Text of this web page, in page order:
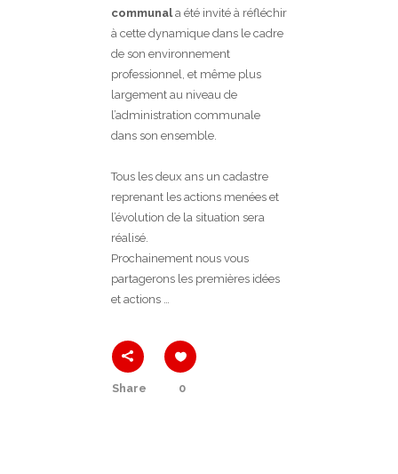
communala été invité à réfléchir
à cette dynamique dans le cadre
de son environnement
professionnel, et même plus
largement au niveau de
l’administration communale
dans son ensemble.
Tous les deux ans un cadastre
reprenant les actions menées et
l’évolution de la situation sera
réalisé.
Prochainement nous vous
partagerons les premières idées
et actions …
Share 0